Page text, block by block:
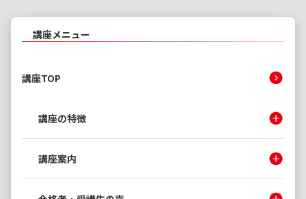
講座メニュー
講座TOP
講座の特徴
講座案内